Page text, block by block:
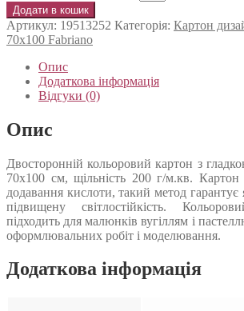
Додати в кошик
Артикул: 19513252 Категорія: Картон
70х100 Fabriano
Опис
Додаткова інформація
Відгуки (0)
Опис
Двосторонній кольоровий картон з
70х100 см, щільність 200 г/м.кв. Картон
додавання кислоти, такий метод гарантує
підвищену світлостійкість.
підходить для малюнків вугіллям і
оформлювальних робіт і моделювання.
Додаткова інформація